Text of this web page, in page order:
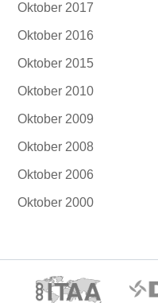
Oktober 2017
Oktober 2016
Oktober 2015
Oktober 2010
Oktober 2009
Oktober 2008
Oktober 2006
Oktober 2000